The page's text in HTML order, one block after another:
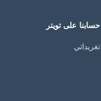
حسابنا على تويتر
تغريداتي